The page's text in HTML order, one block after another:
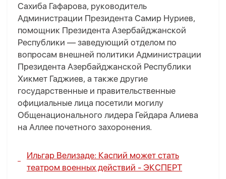
Сахиба Гафарова, руководитель
Администрации Президента Самир Нуриев,
помощник Президента Азербайджанской
Республики — заведующий отделом по
вопросам внешней политики Администрации
Президента Азербайджанской Республики
Хикмет Гаджиев, а также другие
государственные и правительственные
официальные лица посетили могилу
Общенационального лидера Гейдара Алиева
на Аллее почетного захоронения.
Ильгар Велизаде: Каспий может стать
театром военных действий - ЭКСПЕРТ